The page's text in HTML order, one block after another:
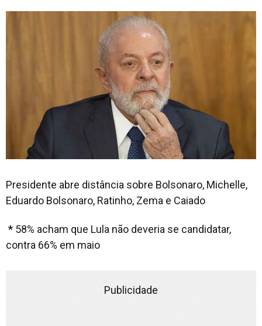
Presidente abre distância sobre Bolsonaro, Michelle,
Eduardo Bolsonaro, Ratinho, Zema e Caiado
* 58% acham que Lula não deveria se candidatar,
contra 66% em maio
Publicidade